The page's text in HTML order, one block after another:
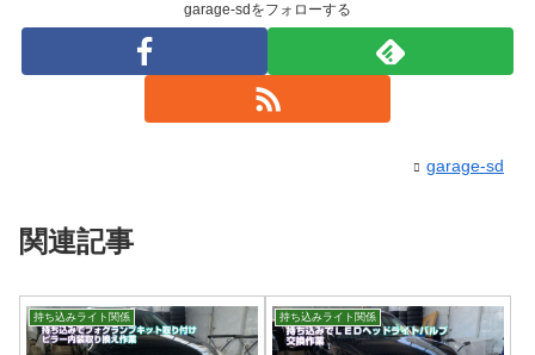
garage-sdをフォローする
garage-sd
関連記事
持ち込みライト関係 持ち込みライト関係